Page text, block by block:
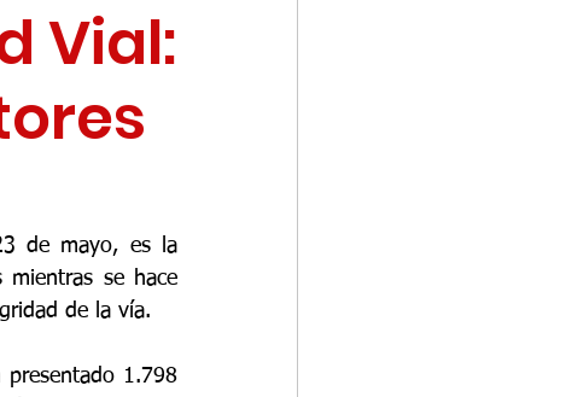
Vial:
de mayo, es la
se hace
de la vía.
presentado 1.798